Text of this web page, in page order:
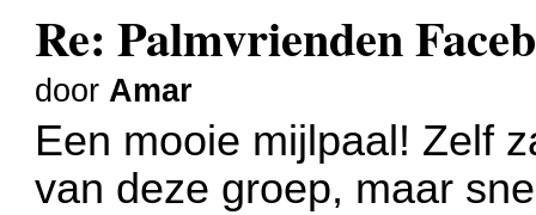
Re: Palmvrienden
door Amar
Een mooie mijlpaal! Zelf
van deze groep, maar